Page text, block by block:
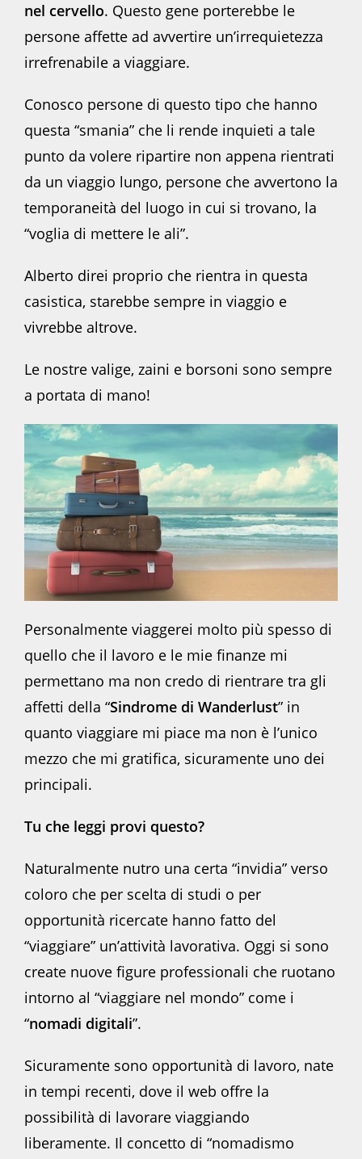
nel cervello. Questo gene porterebbe le
persone affette ad avvertire un’irrequietezza
irrefrenabile a viaggiare.
Conosco persone di questo tipo che hanno
questa “smania” che li rende inquieti a tale
punto da volere ripartire non appena rientrati
da un viaggio lungo, persone che avvertono la
temporaneità del luogo in cui si trovano, la
“voglia di mettere le ali”.
Alberto direi proprio che rientra in questa
casistica, starebbe sempre in viaggio e
vivrebbe altrove.
Le nostre valige, zaini e borsoni sono sempre
a portata di mano!
Personalmente viaggerei molto più spesso di
quello che il lavoro e le mie finanze mi
permettano ma non credo di rientrare tra gli
affetti della “Sindrome di Wanderlust” in
quanto viaggiare mi piace ma non è l’unico
mezzo che mi gratifica, sicuramente uno dei
principali.
Tu che leggi provi questo?
Naturalmente nutro una certa “invidia” verso
coloro che per scelta di studi o per
opportunità ricercate hanno fatto del
“viaggiare” un’attività lavorativa. Oggi si sono
create nuove figure professionali che ruotano
intorno al “viaggiare nel mondo” come i
“nomadi digitali”.
Sicuramente sono opportunità di lavoro, nate
in tempi recenti, dove il web offre la
possibilità di lavorare viaggiando
liberamente. Il concetto di “nomadismo